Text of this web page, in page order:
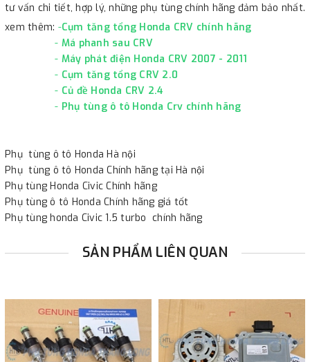
tư vấn chi tiết, hợp lý, những phụ tùng chính hãng đảm bảo nhất.
xem thêm: -Cụm tăng tổng Honda CRV chính hãng
- Má phanh sau CRV
- Máy phát điện Honda CRV 2007 - 2011
- Cụm tăng tổng CRV 2.0
- Củ đề Honda CRV 2.4
- Phụ tùng ô tô Honda Crv chính hãng
Phụ tùng ô tô Honda Hà nội
Phụ tùng ô tô Honda Chính hãng tại Hà nội
Phụ tùng Honda Civic Chính hãng
Phụ tùng ô tô Honda Chính hãng giá tốt
Phụ tùng honda Civic 1.5 turbo chính hãng
SẢN PHẨM LIÊN QUAN